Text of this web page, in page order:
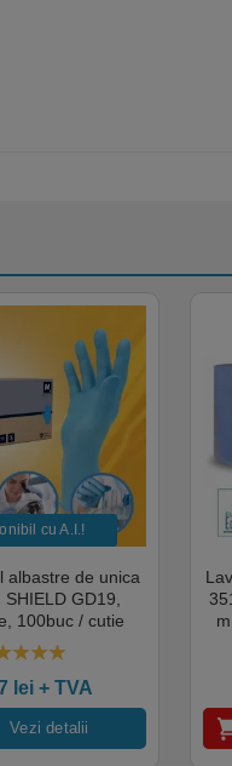
cu A.I.​!
albastre de unica
GD19,
100buc / cutie
HoReCa,
industrial,
premium
lei+ TVA
Vezi detalii